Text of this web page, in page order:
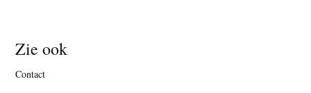
Zie ook
Contact